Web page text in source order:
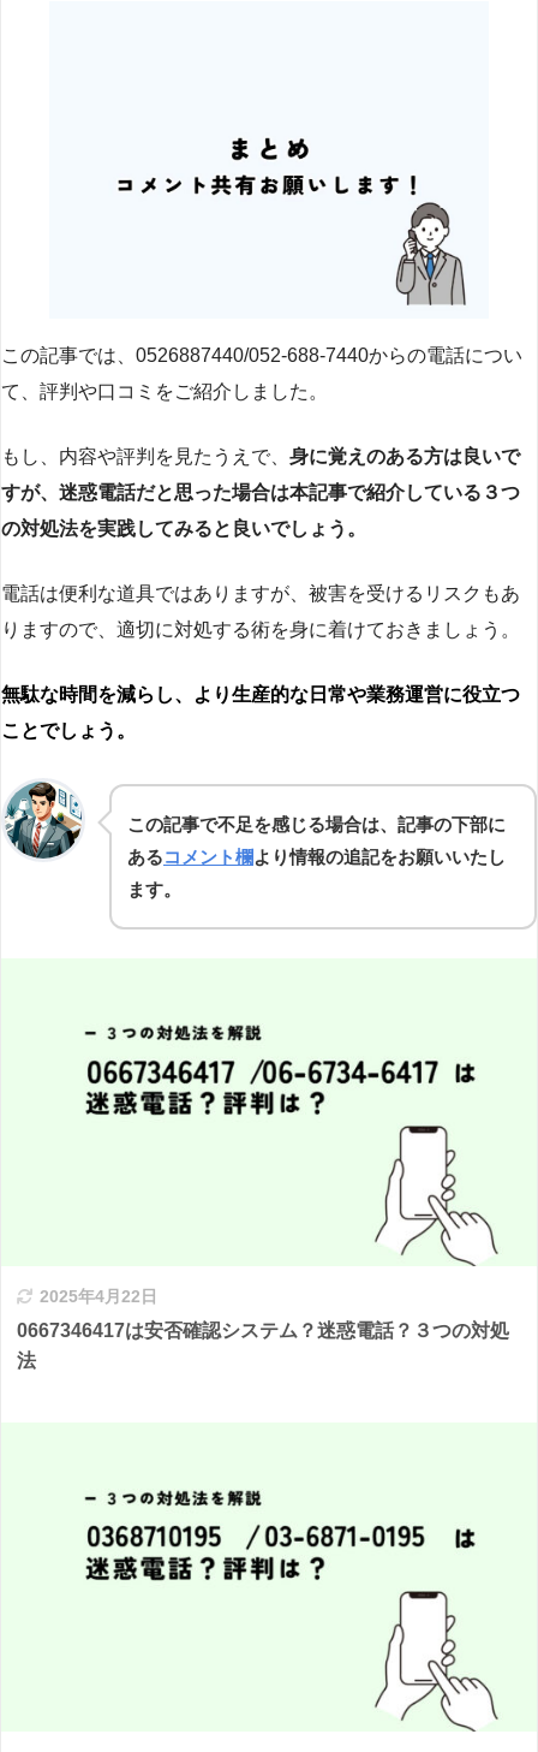
この記事では、0526887440/052-688-7440からの電話につい
て、評判や口コミをご紹介しました。
もし、内容や評判を見たうえで、 身に覚えのある方は良いで
すが、迷惑電話だと思った場合は本記事で紹介している３つ
の対処法を実践してみると良いでしょう。
電話は便利な道具ではありますが、被害を受けるリスクもあ
りますので、適切に対処する術を身に着けておきましょう。
無駄な時間を減らし、より生産的な日常や業務運営に役立つ
ことでしょう。
この記事で不足を感じる場合は、記事の下部に
あるコメント欄より情報の追記をお願いいたし
ます。
2025年4月22日
0667346417は安否確認システム？迷惑電話？３つの対処
法